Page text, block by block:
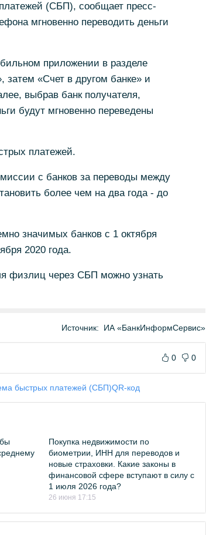
(СБП), сообщает пресс-
мгновенно переводить деньги
приложении в разделе
«Счет в другом банке» и
выбрав банк получателя,
будут мгновенно переведены
платежей.
с банков за переводы между
более чем на два года - до
значимых банков с 1 октября
2020 года.
физлиц через СБП можно узнать
Источник: ИА «БанкИнформСервис»
0 0
быстрых платежей (СБП)QR-код
Покупка недвижимости по
биометрии, ИНН для переводов и
новые страховки. Какие законы в
финансовой сфере вступают в силу с
1 июля 2026 года?
26 июня 17:15